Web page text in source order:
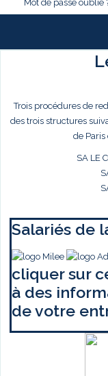
Mot de passe oublié
Trois procédures de
des trois structures
de
SA LE
Salariés de
cliquer sur
à des
de votre